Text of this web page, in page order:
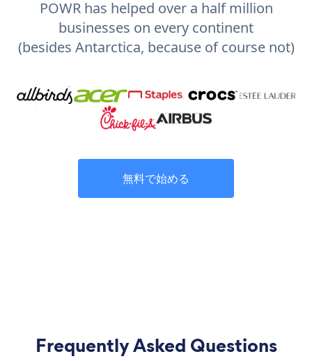
POWR has helped over a half million
businesses on every continent
(besides Antarctica, because of course not)
無料で始める
Frequently Asked Questions